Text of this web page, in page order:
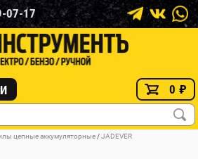
07-17
0 ₽
цепные аккумуляторные /JADEVER